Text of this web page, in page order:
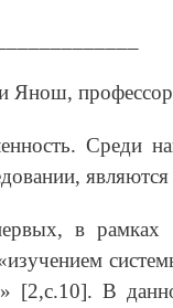
Янош,
Среди
в рамках
[2,c.10]. В